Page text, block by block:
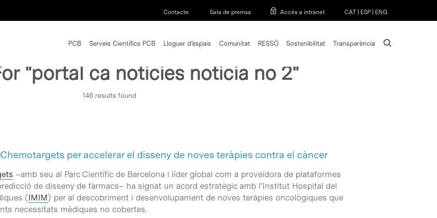
Contacte Sala de premsa Accés a intranet CAT ESP ENG
PCB Serveis Científics PCB Lloguer d’espais Comunitat RESSÒ Sostenibilitat Transparència search
"portal ca noticies noticia no 2"
146 results found
per accelerar el disseny de noves teràpies contra el càncer
–amb seu al Parc Científic de Barcelona i líder global com a proveïdora de plataformes
de disseny de fàrmacs– ha signat un acord estratègic amb l’Institut Hospital del
(IMIM) per al descobriment i desenvolupament de noves teràpies oncològiques que
necessitats mèdiques no cobertes.